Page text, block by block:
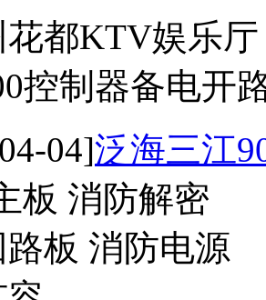
花都KTV娱乐
控制器备电开
04]泛海三江